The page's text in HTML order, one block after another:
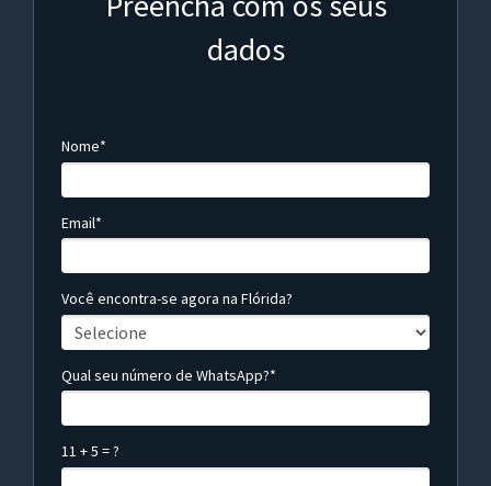
dados
Nome*
Email*
Você encontra-se agora na Flórida?
Qual seu número de WhatsApp?*
11 + 5 = ?